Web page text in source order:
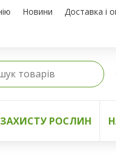
Новини Доставка і
РОСЛИН